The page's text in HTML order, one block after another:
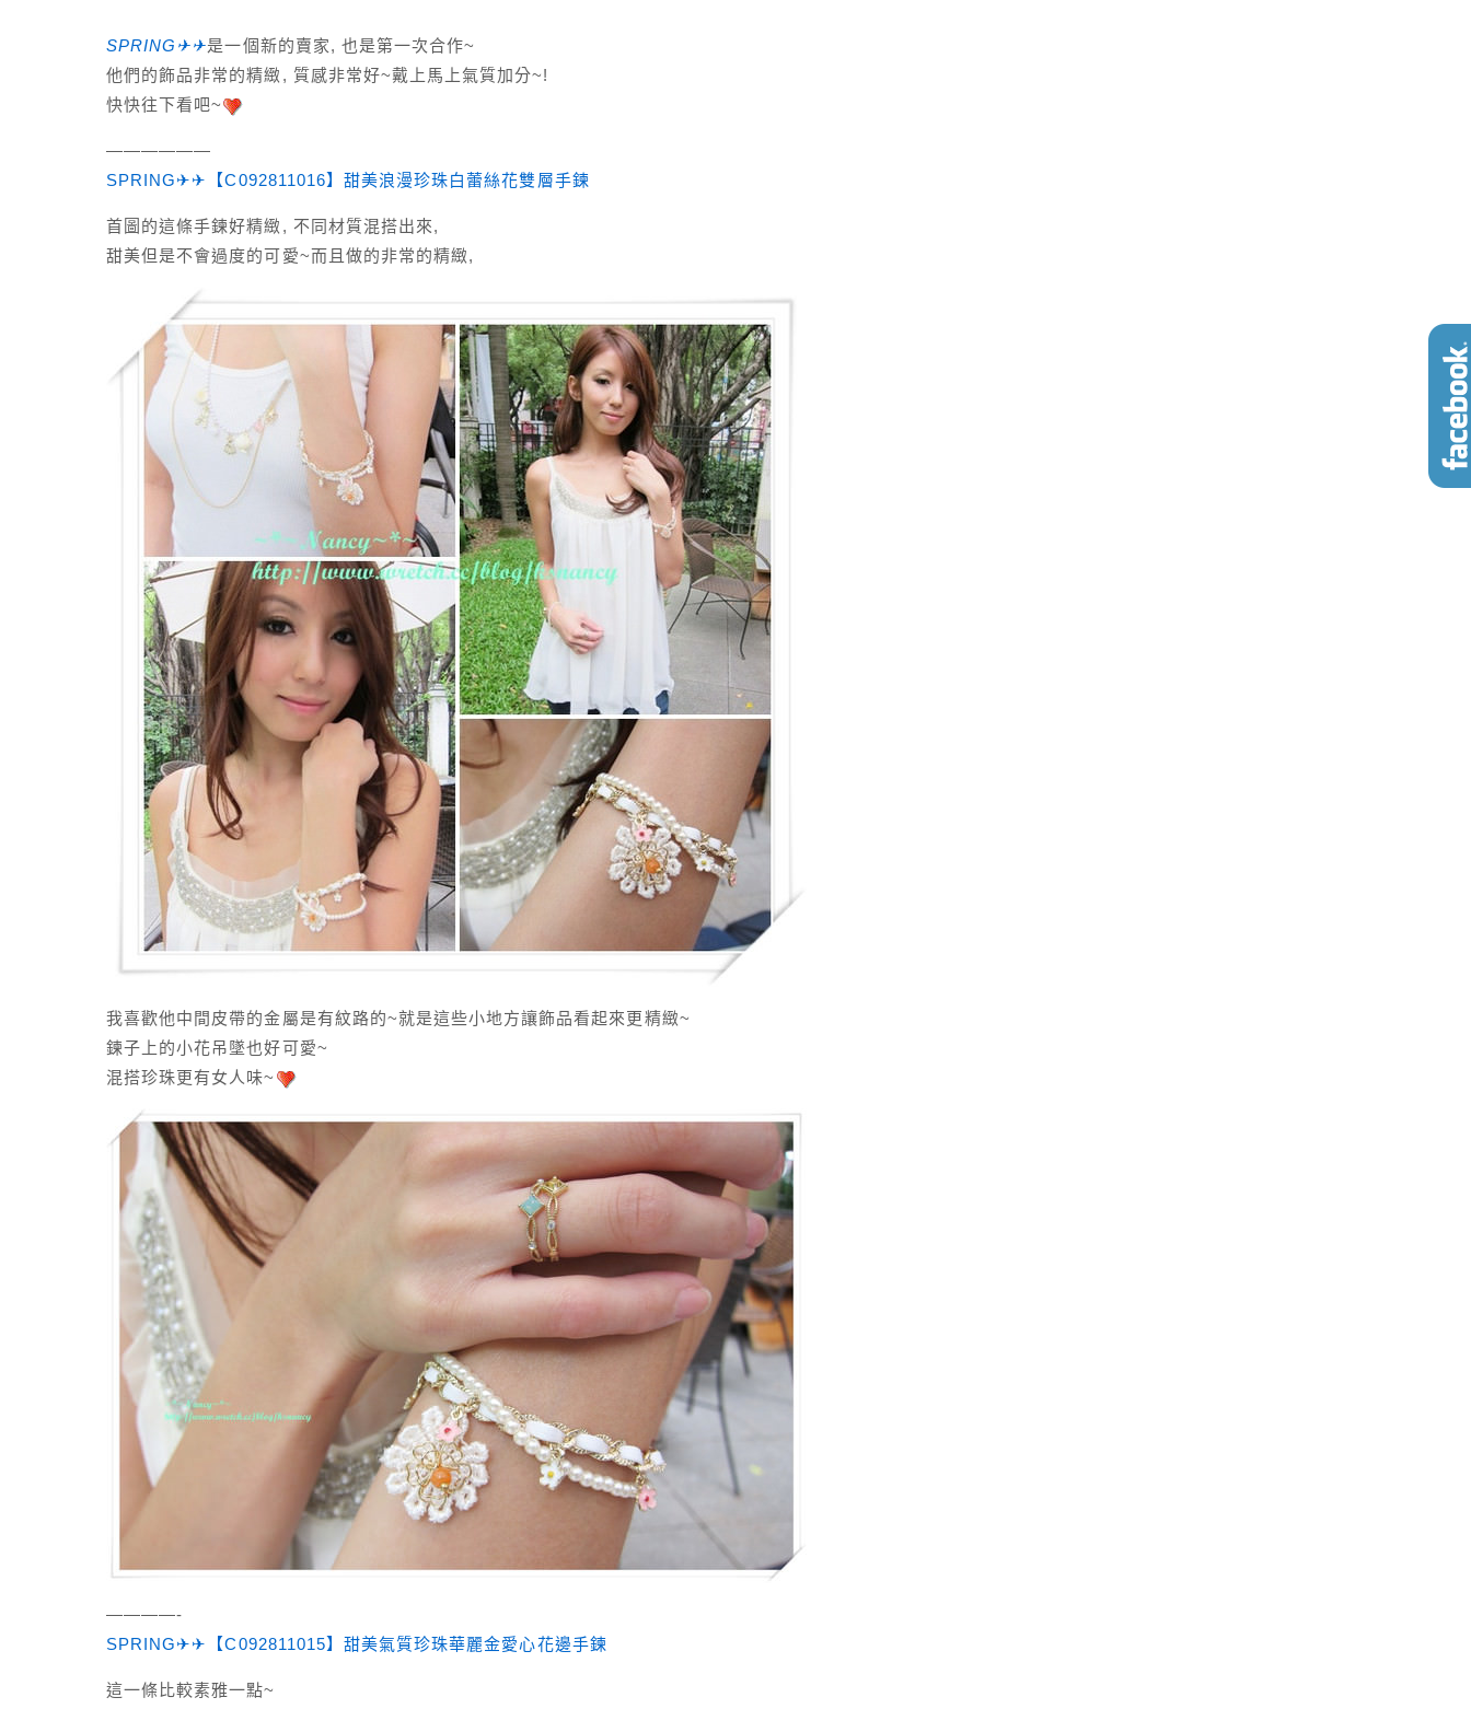
SPRING✈✈是一個新的賣家, 也是第一次合作~
他們的飾品非常的精緻, 質感非常好~戴上馬上氣質加分~!
快快往下看吧~
——————
SPRING✈✈【C092811016】甜美浪漫珍珠白蕾絲花雙層手鍊
首圖的這條手鍊好精緻, 不同材質混搭出來,
甜美但是不會過度的可愛~而且做的非常的精緻,
我喜歡他中間皮帶的金屬是有紋路的~就是這些小地方讓飾品看起來更精緻~
鍊子上的小花吊墜也好可愛~
混搭珍珠更有女人味~
————-
SPRING✈✈【C092811015】甜美氣質珍珠華麗金愛心花邊手鍊
這一條比較素雅一點~